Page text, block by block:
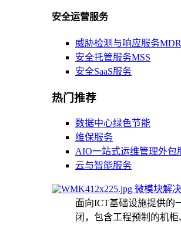
安全运营服务
威胁检测与响应服务MDR
安全托管服务MSS
安全SaaS服务
热门推荐
数据中心绿色节能
维保服务
AIO一站式运维管理外包
云与智能服务
微模块解
面向ICT基础设施提供的
闭，包含工程预制的机